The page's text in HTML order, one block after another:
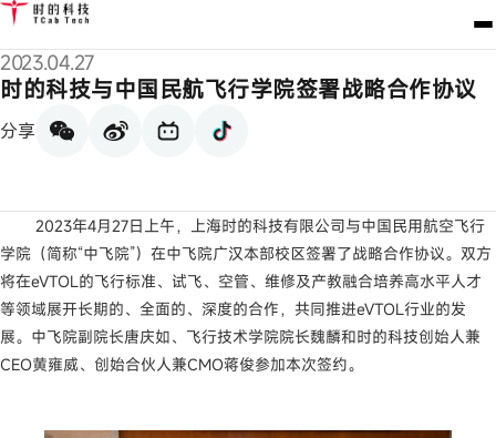
2023.04.27
时的科技与中国民航飞行学院签署战略合作协议
分享
2023年4月27日上午，上海时的科技有限公司与中国民用航空飞行
学院（简称“中飞院”）在中飞院广汉本部校区签署了战略合作协议。双方
将在eVTOL的飞行标准、试飞、空管、维修及产教融合培养高水平人才
等领域展开长期的、全面的、深度的合作，共同推进eVTOL行业的发
展。中飞院副院长唐庆如、飞行技术学院院长魏麟和时的科技创始人兼
CEO黄雍威、创始合伙人兼CMO蒋俊参加本次签约。